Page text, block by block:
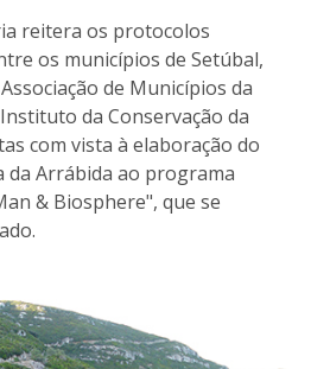
reitera os protocolos
os municípios de Setúbal,
de Municípios da
da Conservação da
com vista à elaboração do
da Arrábida ao programa
& Biosphere", que se